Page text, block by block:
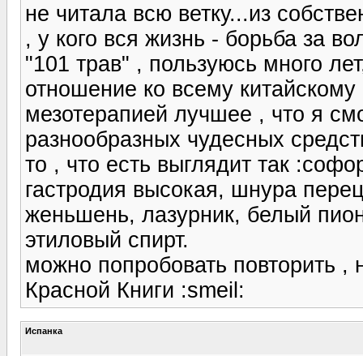
не читала всю ветку...из
, у кого вся жизнь - борьба за
"101 трав" , пользуюсь много
отношение ко всему китайскому
мезотерапией лучшее , что я
разнообразных чудесных
то , что есть выглядит так
гастродия высокая, шнура
женьшень, лазурник, белый
этиловый спирт.
можно попробовать повторить ,
Красной Книги :smeil:
Испанка